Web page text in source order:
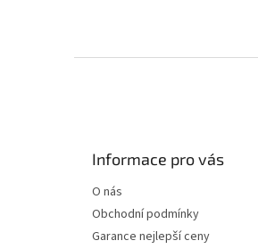
Informace pro vás
O nás
Obchodní podmínky
Garance nejlepší ceny